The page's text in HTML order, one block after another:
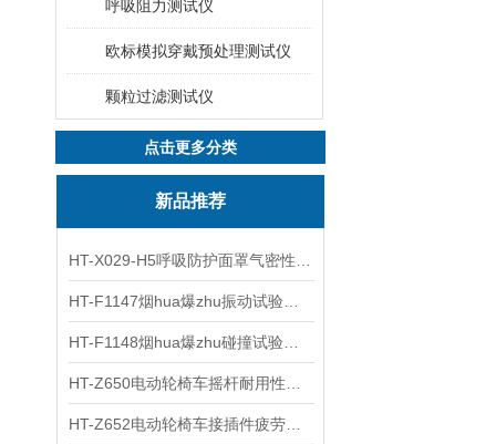
呼吸阻力测试仪
欧标模拟穿戴预处理测试仪
颗粒过滤测试仪
点击更多分类
新品推荐